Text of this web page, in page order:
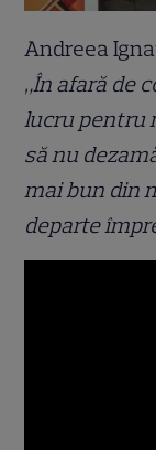
Andreea
„În afară de
lucru pentru
să nu
mai bun din
departe